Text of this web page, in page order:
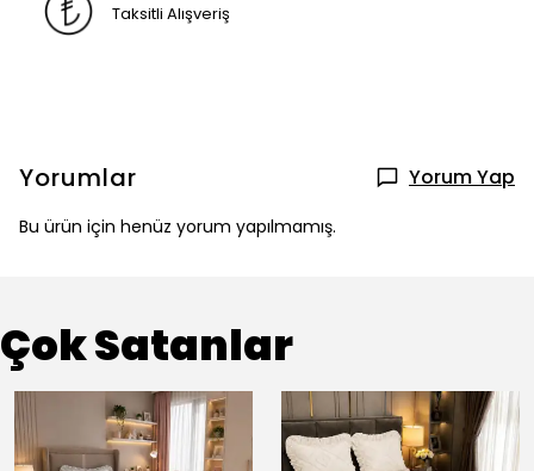
Taksitli Alışveriş
Yorumlar Yorum Yap
Bu ürün için henüz yorum yapılmamış.
Çok Satanlar